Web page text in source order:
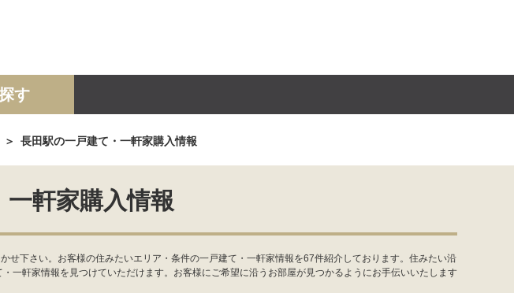
事業投資用
す
長田駅の一戸建て・一軒家購入情報
軒家購入情報
下さい。お客様の住みたいエリア・条件の一戸建て・一軒家情報を67件紹介しております。住みたい沿
一軒家情報を見つけていただけます。お客様にご希望に沿うお部屋が見つかるようにお手伝いいたします